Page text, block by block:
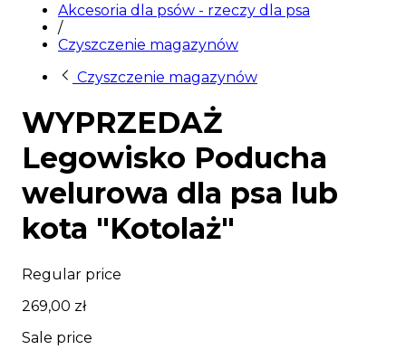
Akcesoria dla psów - rzeczy dla psa
/
Czyszczenie magazynów
Czyszczenie magazynów
WYPRZEDAŻ
Legowisko Poducha
welurowa dla psa lub
kota "Kotolaż"
Regular price
269,00 zł
Sale price